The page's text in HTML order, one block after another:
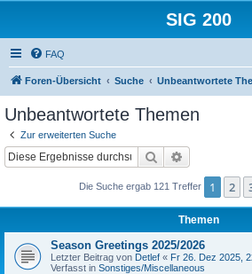
SIG 200
FAQ
Foren-Übersicht Suche Unbeantwortete
Unbeantwortete Themen
Zur erweiterten Suche
Suche
Die Suche ergab 121 Treffer 1 2
Themen
Season Greetings 2025/2026
Letzter Beitrag von Detlef « Fr 26. Dez 2025,
Verfasst in Sonstiges/Miscellaneous